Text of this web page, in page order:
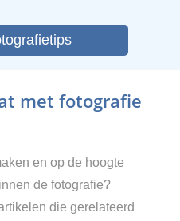
met fotografie
en op de hoogte
de fotografie?
die gerelateerd